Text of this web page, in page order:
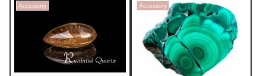
Accessory Accessory